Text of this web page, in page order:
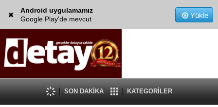
Android uygulamamız
Google Play'de mevcut
Yükle
SON DAKİKA KATEGORİLER